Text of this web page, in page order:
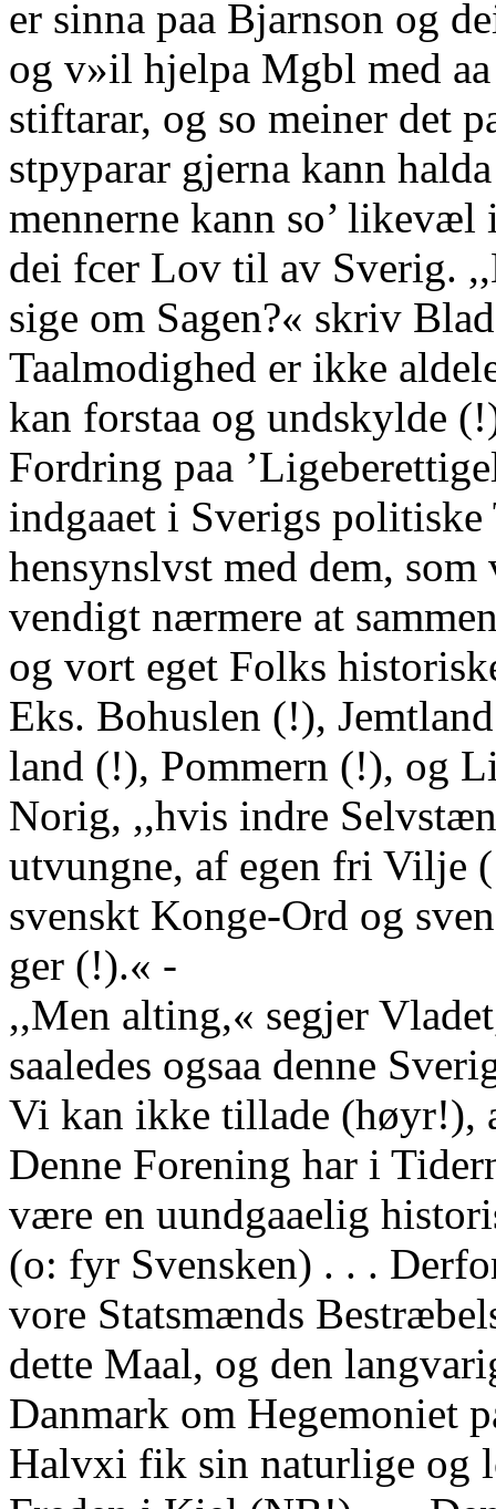
er sinna paa Bjarnson og
og v»il hjelpa Mgbl med
stiftarar, og so meiner det
stpyparar gjerna kann
mennerne kann so’
dei fcer Lov til av Sverig.
sige om Sagen?« skriv
Taalmodighed er ikke
kan forstaa og undskylde
Fordring paa
indgaaet i Sverigs
hensynslvst med dem,
vendigt nærmere at
og vort eget Folks
Eks. Bohuslen (!),
land (!), Pommern (!), og
Norig, ,,hvis indre
utvungne, af egen fri Vilje
svenskt Konge-Ord og
ger (!).« -
,,Men alting,« segjer
saaledes ogsaa denne
Vi kan ikke tillade (høyr!),
Denne Forening har i
være en uundgaaelig
(o: fyr Svensken) . . .
vore Statsmænds
dette Maal, og den
Danmark om Hegemoniet
Halvxi fik sin naturlige og